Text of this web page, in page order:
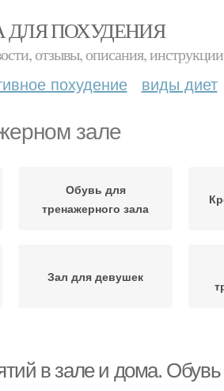
ДЛЯ ПОХУДЕНИЯ
отзывы, описания,
похудение виды диет
зале
Обувь для
тренажерного зала
Зал для девушек
тренажерном зале
в зале и дома.